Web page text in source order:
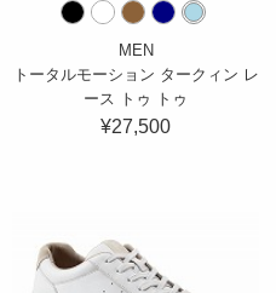
MEN
トータルモーション タークィン レ
ース トゥ トゥ
¥27,500